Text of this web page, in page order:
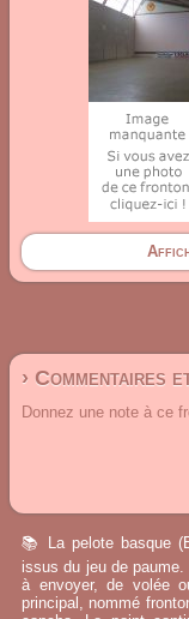
› Commentaires
Donnez une note à ce
📚 La pelote basque
issus du jeu de
à envoyer, de volée
principal, nommé